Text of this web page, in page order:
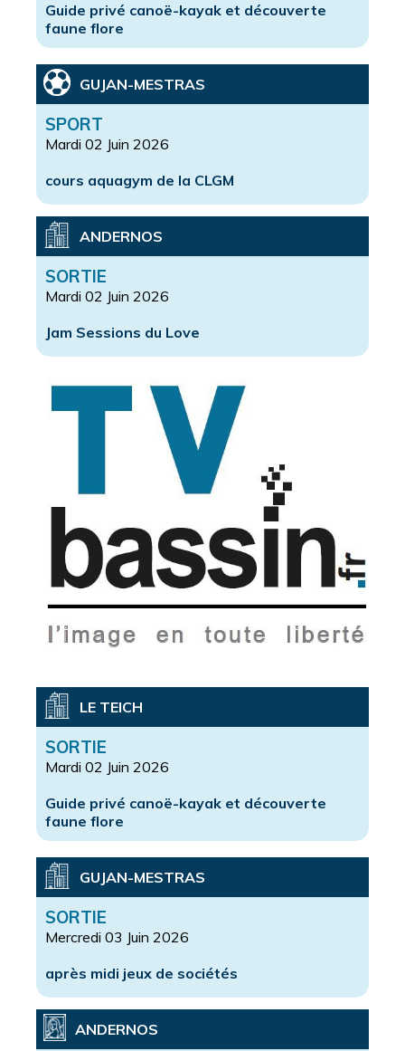
Guide privé canoë-kayak et découverte
faune flore
GUJAN-MESTRAS
SPORT
Mardi 02 Juin 2026
cours aquagym de la CLGM
ANDERNOS
SORTIE
Mardi 02 Juin 2026
Jam Sessions du Love
LE TEICH
SORTIE
Mardi 02 Juin 2026
Guide privé canoë-kayak et découverte
faune flore
GUJAN-MESTRAS
SORTIE
Mercredi 03 Juin 2026
après midi jeux de sociétés
ANDERNOS